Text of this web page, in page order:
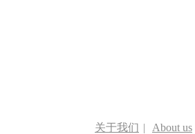
关于我们 | About us